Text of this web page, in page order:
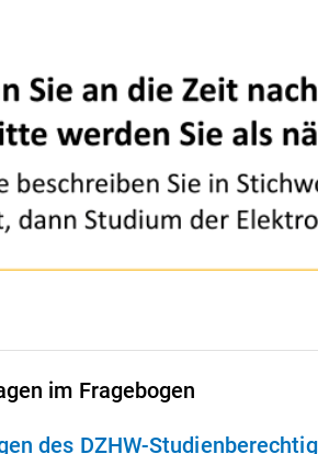
im Fragebogen
des DZHW-